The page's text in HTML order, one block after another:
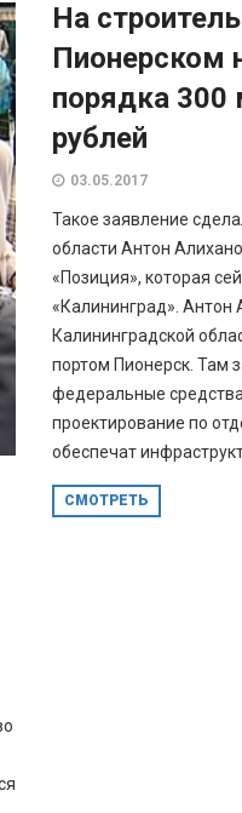
На
Пионерском
порядка 300
рублей
03.05.2017
Такое заявление
области Антон
«Позиция», которая
«Калининград». Антон
Калининградской
портом Пионерск. Там
федеральные
проектирование по
обеспечат
СМОТРЕТЬ